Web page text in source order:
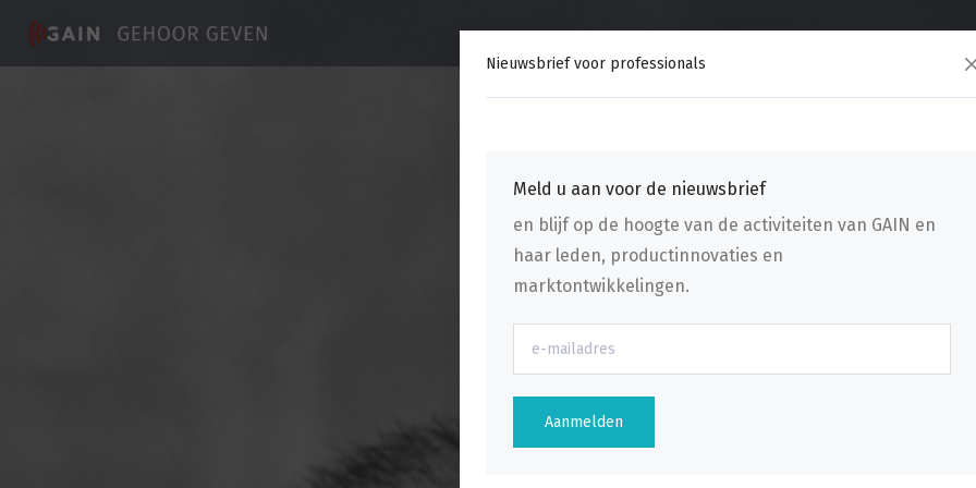
Nieuwsbrief voor professionals
Meld u aan voor de nieuwsbrief
en blijf op de hoogte van de activiteiten van GAIN en
haar leden, productinnovaties en
marktontwikkelingen.